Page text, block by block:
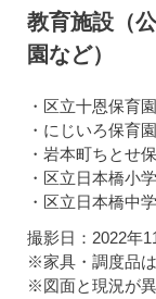
教育施設（
園など）
・区立十恩保育
・にじいろ保育
・岩本町ちとせ
・区立日本橋小
・区立日本橋中
撮影日：2022年
※家具・調度品
※図面と現況が